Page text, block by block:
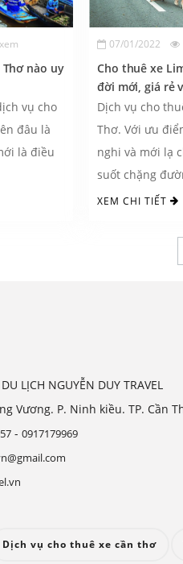
nào uy
vụ cho
đâu là
là điều
07/01/2022
Cho thuê xe
đời mới, giá rẻ
gọn
Dịch vụ cho
Thơ. Với ưu
nghi và mới lạ
suốt chặng
Limousine Cần
XEM CHI TIẾT
LỊCH NGUYỄN DUY TRAVEL
Vương. P. Ninh kiều. TP. Cần
- 0917179969
Dịch vụ cho thuê xe cần thơ